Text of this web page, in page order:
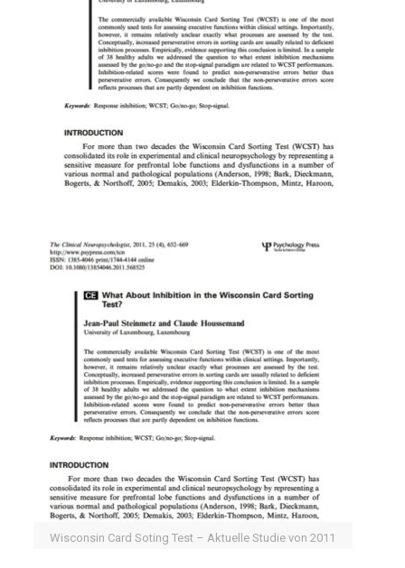
Wisconsin Card Soting Test – Aktuelle Studie von 2011